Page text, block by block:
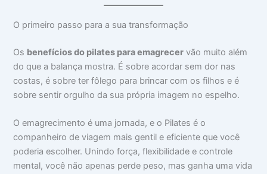
O primeiro passo para a sua transformação
Os benefícios do pilates para emagrecer vão muito além
do que a balança mostra. É sobre acordar sem dor nas
costas, é sobre ter fôlego para brincar com os filhos e é
sobre sentir orgulho da sua própria imagem no espelho.
O emagrecimento é uma jornada, e o Pilates é o
companheiro de viagem mais gentil e eficiente que você
poderia escolher. Unindo força, flexibilidade e controle
mental, você não apenas perde peso, mas ganha uma vida